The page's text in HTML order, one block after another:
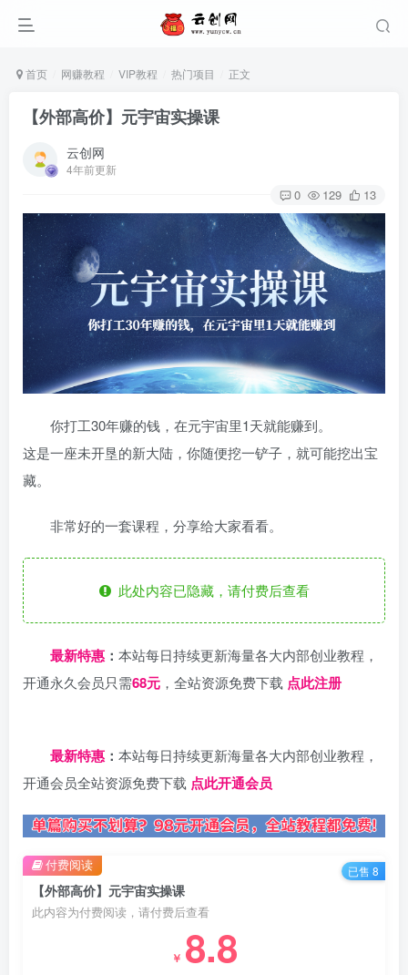
首页 网赚教程 VIP教程 热门项目 正文
【外部高价】元宇宙实操课
云创网
4年前更新
0 129 13
你打工30年赚的钱，在元宇宙里1天就能赚到。
这是一座未开垦的新大陆，你随便挖一铲子，就可能挖出宝
藏。
非常好的一套课程，分享给大家看看。
此处内容已隐藏，请付费后查看
最新特惠 ： 本站每日持续更新海量各大内部创业教程，
开通永久会员只需68元 ，全站资源免费下载 点此注册
最新特惠 ： 本站每日持续更新海量各大内部创业教程，
开通会员全站资源免费下载 点此开通会员
【外部高价】元宇宙实操课
此内容为付费阅读，请付费后查看
￥ 8.8
付费阅读 已售 8